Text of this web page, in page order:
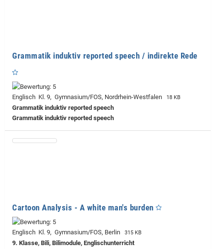
Grammatik induktiv reported speech / indirekte Rede
Englisch Kl. 9, Gymnasium/FOS, Nordrhein-Westfalen 18 KB
Grammatik induktiv reported speech
Grammatik induktiv reported speech
Cartoon Analysis - A white man's burden
Englisch Kl. 9, Gymnasium/FOS, Berlin 315 KB
9. Klasse, Bili, Bilimodule, Englischunterricht